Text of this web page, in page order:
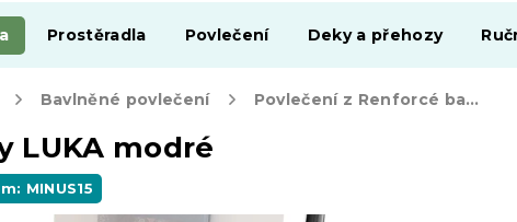
Prostěradla Povlečení Deky a přehozy
Bavlněné povlečení Povlečení z Renforcé bavlny LUKA modré
LUKA modré
MINUS15